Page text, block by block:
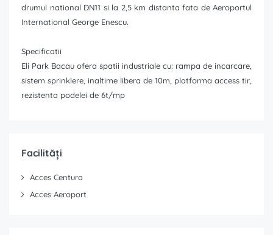
drumul national DN11 si la 2,5 km distanta fata de Aeroportul
International George Enescu.
Specificatii
Eli Park Bacau ofera spatii industriale cu: rampa de incarcare,
sistem sprinklere, inaltime libera de 10m, platforma access tir,
rezistenta podelei de 6t/mp
Facilități
Acces Centura
Acces Aeroport